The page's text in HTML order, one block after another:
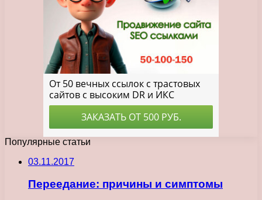
Популярные статьи
03.11.2017
Переедание: причины и симптомы